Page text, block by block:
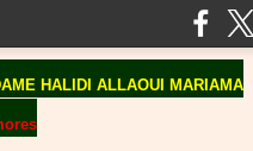
HALIDI ALLAOUI MARIAMA